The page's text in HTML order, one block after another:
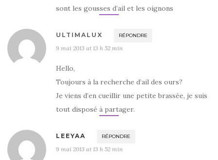
sont les gousses d’ail et les oignons
ULTIMALUX RÉPONDRE
9 mai 2013 at 13 h 52 min
Hello,
Toujours à la recherche d’ail des ours?
Je viens d’en cueillir une petite brassée, je suis
tout disposé à partager.
LEEYAA RÉPONDRE
9 mai 2013 at 13 h 52 min